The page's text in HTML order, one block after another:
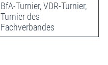
BfA-Turnier, VDR-Turnier,
Turnier des
Fachverbandes